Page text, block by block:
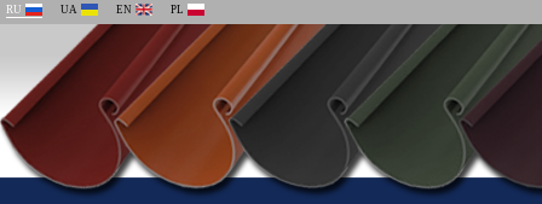
RU UA EN PL